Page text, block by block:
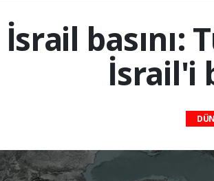
İsrail basını:
İsrail'i